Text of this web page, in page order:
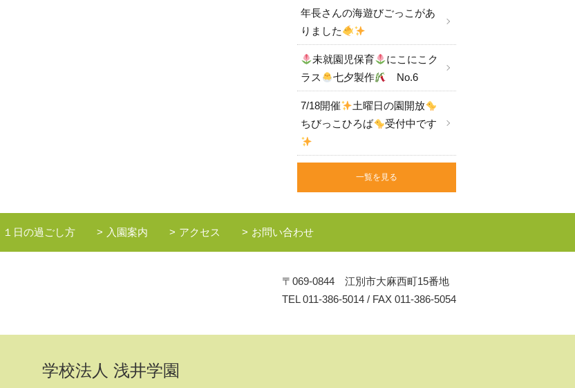
年長さんの海遊びごっこがあ
りました
未就園児保育
にこにこク
ラス
七夕製作 No.6
7/18開催
土曜日の園開放
ちびっこひろば
受付中です
一覧を見る
１日の過ごし方 入園案内 アクセス お問い合わせ
〒069-0844 江別市大麻西町15番地
TEL011-386-5014 / FAX 011-386-5054
学校法人 浅井学園